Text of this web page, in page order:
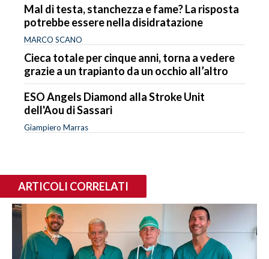
Mal di testa, stanchezza e fame? La risposta
potrebbe essere nella disidratazione
MARCO SCANO
Cieca totale per cinque anni, torna a vedere
grazie a un trapianto da un occhio all’altro
ESO Angels Diamond alla Stroke Unit
dell'Aou di Sassari
Giampiero Marras
ARTICOLI CORRELATI